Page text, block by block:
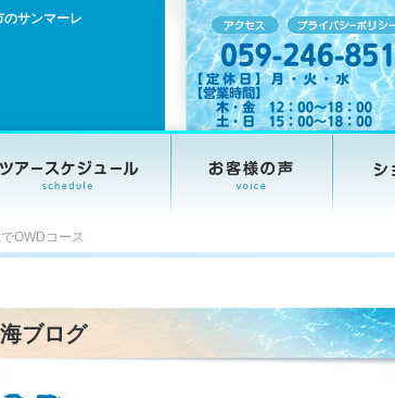
サンマーレ
OWDコース
海ブログ